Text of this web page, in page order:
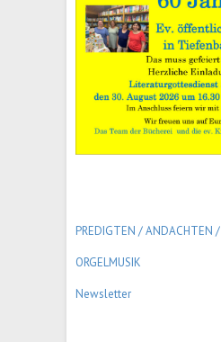
PREDIGTEN / ANDACHTEN /
ORGELMUSIK
Newsletter